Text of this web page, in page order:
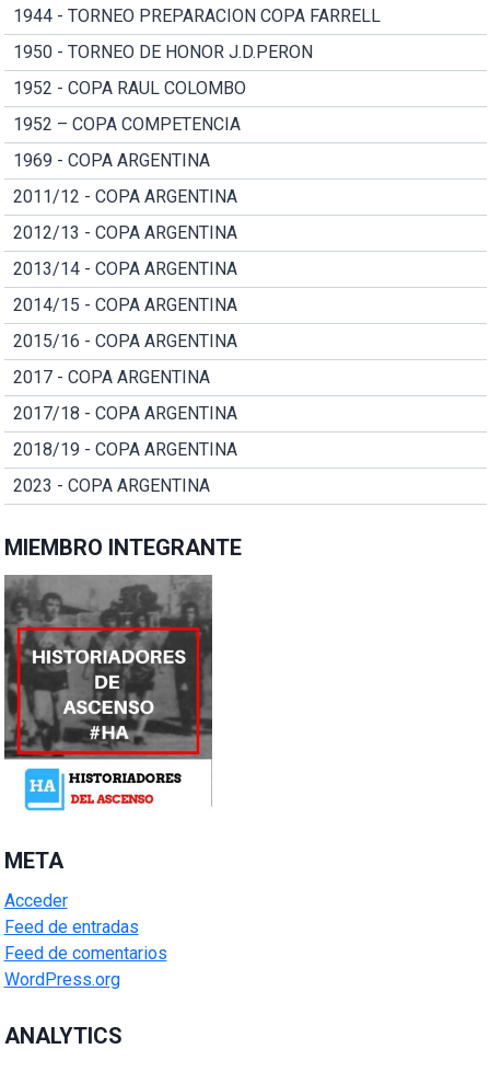
1944 - TORNEO PREPARACION COPA FARRELL
1950 - TORNEO DE HONOR J.D.PERON
1952 - COPA RAUL COLOMBO
1952 – COPA COMPETENCIA
1969 - COPA ARGENTINA
2011/12 - COPA ARGENTINA
2012/13 - COPA ARGENTINA
2013/14 - COPA ARGENTINA
2014/15 - COPA ARGENTINA
2015/16 - COPA ARGENTINA
2017 - COPA ARGENTINA
2017/18 - COPA ARGENTINA
2018/19 - COPA ARGENTINA
2023 - COPA ARGENTINA
MIEMBRO INTEGRANTE
META
Acceder
Feed de entradas
Feed de comentarios
WordPress.org
ANALYTICS